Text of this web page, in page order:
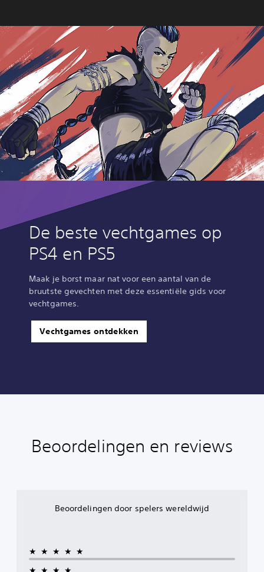
De beste vechtgames op
PS4 en PS5
Maak je borst maar nat voor een aantal van de
bruutste gevechten met deze essentiële gids voor
vechtgames.
Vechtgames ontdekken
Beoordelingen en reviews
Beoordelingen door spelers wereldwijd
★★★★★